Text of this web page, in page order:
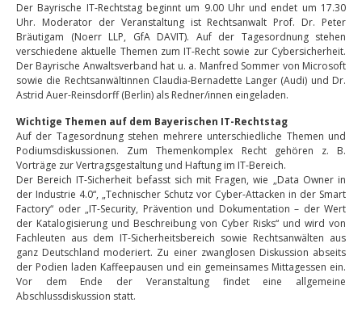
Der Bayrische IT-Rechtstag beginnt um 9.00 Uhr und endet um 17.30
Uhr. Moderator der Veranstaltung ist Rechtsanwalt Prof. Dr. Peter
Bräutigam (Noerr LLP, GfA DAVIT). Auf der Tagesordnung stehen
verschiedene aktuelle Themen zum IT-Recht sowie zur Cybersicherheit.
Der Bayrische Anwaltsverband hat u. a. Manfred Sommer von Microsoft
sowie die Rechtsanwältinnen Claudia-Bernadette Langer (Audi) und Dr.
Astrid Auer-Reinsdorff (Berlin) als Redner/innen eingeladen.
Wichtige Themen auf dem Bayerischen IT-Rechtstag
Auf der Tagesordnung stehen mehrere unterschiedliche Themen und
Podiumsdiskussionen. Zum Themenkomplex Recht gehören z. B.
Vorträge zur Vertragsgestaltung und Haftung im IT-Bereich.
Der Bereich IT-Sicherheit befasst sich mit Fragen, wie „Data Owner in
der Industrie 4.0“, „Technischer Schutz vor Cyber-Attacken in der Smart
Factory“ oder „IT-Security, Prävention und Dokumentation – der Wert
der Katalogisierung und Beschreibung von Cyber Risks“ und wird von
Fachleuten aus dem IT-Sicherheitsbereich sowie Rechtsanwälten aus
ganz Deutschland moderiert. Zu einer zwanglosen Diskussion abseits
der Podien laden Kaffeepausen und ein gemeinsames Mittagessen ein.
Vor dem Ende der Veranstaltung findet eine allgemeine
Abschlussdiskussion statt.